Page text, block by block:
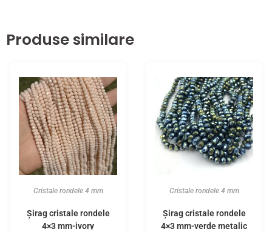
Produse similare
Cristale rondele 4 mm
Șirag cristale rondele
4×3 mm-ivory
Cristale rondele 4 mm
Șirag cristale rondele
4×3 mm-verde metalic